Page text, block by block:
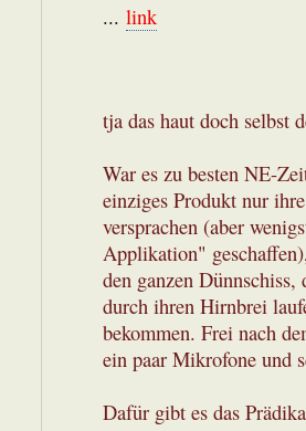
... link
tja das haut doch selbst
War es zu besten NE-
einziges Produkt nur
versprachen (aber
Applikation"
den ganzen
durch ihren Hirnbrei
bekommen. Frei nach
ein paar Mikrofone und
Dafür gibt es das